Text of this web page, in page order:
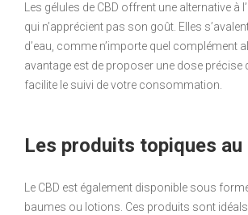
Les gélules de CBD offrent une alternative à
qui n’apprécient pas son goût. Elles
d’eau, comme n’importe quel complément
avantage est de proposer une dose précise
facilite le suivi de votre consommation.
Les produits topiques au
Le CBD est également disponible sous
baumes ou lotions. Ces produits sont